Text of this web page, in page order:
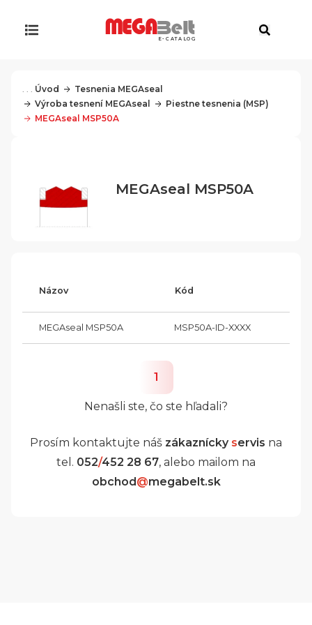
E-CATALOG
. . . Úvod
Tesnenia MEGAseal
Výroba tesnení MEGAseal
Piestne tesnenia (MSP)
MEGAseal MSP50A
MEGAseal MSP50A
Názov Kód
MEGAseal MSP50A MSP50A-ID-XXXX
1
Nenašli ste, čo ste hľadali?
Prosím kontaktujte náš zákaznícky servis na
tel. 052/452 28 67, alebo mailom na
obchod @megabelt.sk